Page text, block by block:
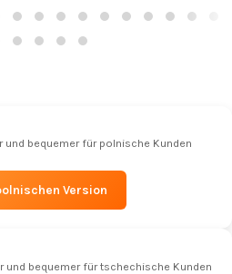
und bequemer für polnische Kunden
Version
und bequemer für tschechische Kunden